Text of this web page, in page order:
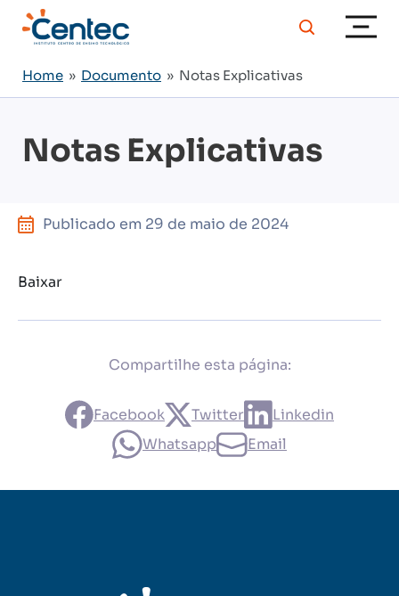
Home » Documento » Notas Explicativas
Notas Explicativas
Publicado em 29 de maio de 2024
Baixar
Compartilhe esta página:
Facebook Twitter
Linkedin
Whatsapp
Email